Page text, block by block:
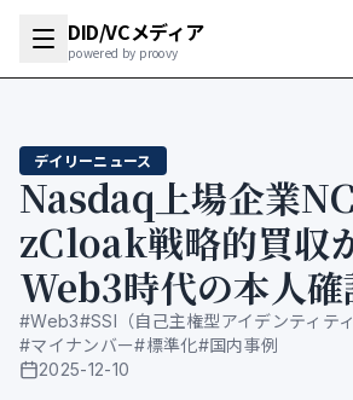
DID/VCメディア
powered by proovy
デイリーニュース
Nasdaq上場企業
zCloak戦略的買収
Web3時代の本人
#Web3#SSI（自己主権型アイデンティティ
#マイナンバー#標準化#国内事例
公開日
2025-12-10